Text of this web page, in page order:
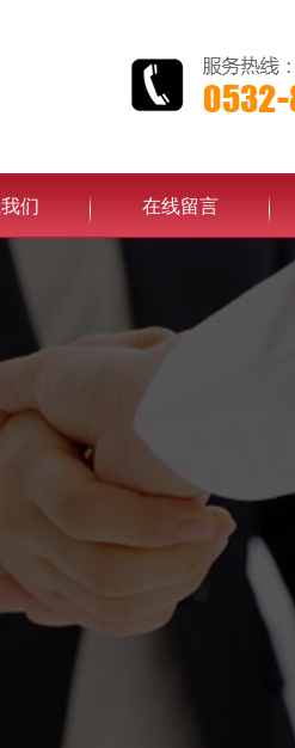
们 在线留言